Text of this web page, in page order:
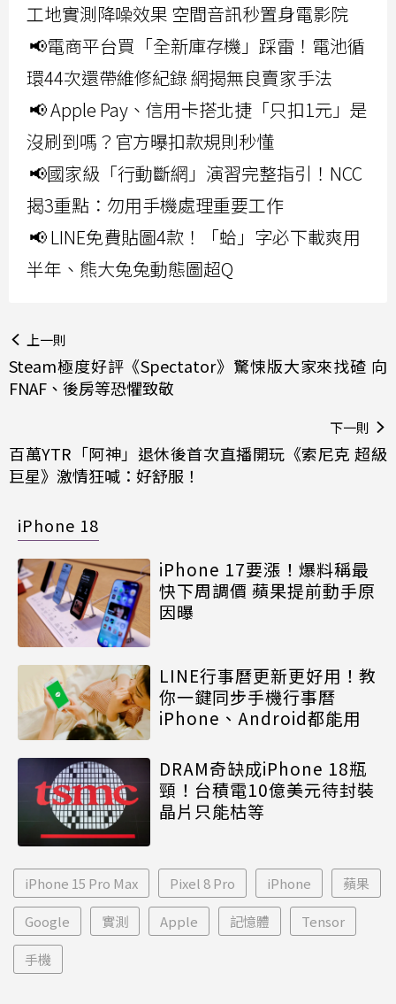
工地實測降噪效果 空間音訊秒置身電影院
📢電商平台買「全新庫存機」踩雷！電池循
環44次還帶維修紀錄 網揭無良賣家手法
📢 Apple Pay、信用卡搭北捷「只扣1元」是
沒刷到嗎？官方曝扣款規則秒懂
📢國家級「行動斷網」演習完整指引！NCC
揭3重點：勿用手機處理重要工作
📢 LINE免費貼圖4款！「蛤」字必下載爽用
半年、熊大兔兔動態圖超Q
上一則
Steam極度好評《Spectator》驚悚版大家來找碴 向
FNAF、後房等恐懼致敬
下一則
百萬YTR「阿神」退休後首次直播開玩《索尼克 超級
巨星》激情狂喊：好舒服！
iPhone 18
iPhone 17要漲！爆料稱最
快下周調價 蘋果提前動手原
因曝
LINE行事曆更新更好用！教
你一鍵同步手機行事曆
iPhone、Android都能用
DRAM奇缺成iPhone 18瓶
頸！台積電10億美元待封裝
晶片只能枯等
iPhone 15 Pro Max Pixel 8 Pro iPhone 蘋果
Google 實測 Apple 記憶體 Tensor
手機